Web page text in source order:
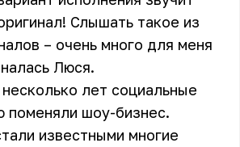
Слышать такое из
– очень много для меня
Люся.
лет социальные
поменяли шоу-бизнес.
известными многие